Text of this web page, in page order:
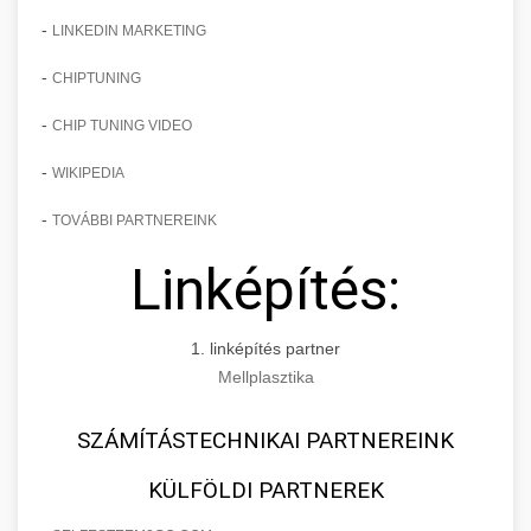
- LINKEDIN MARKETING
- CHIPTUNING
- CHIP TUNING VIDEO
- WIKIPEDIA
- TOVÁBBI PARTNEREINK
Linképítés:
1. linképítés partner
Mellplasztika
SZÁMÍTÁSTECHNIKAI PARTNEREINK
KÜLFÖLDI PARTNEREK